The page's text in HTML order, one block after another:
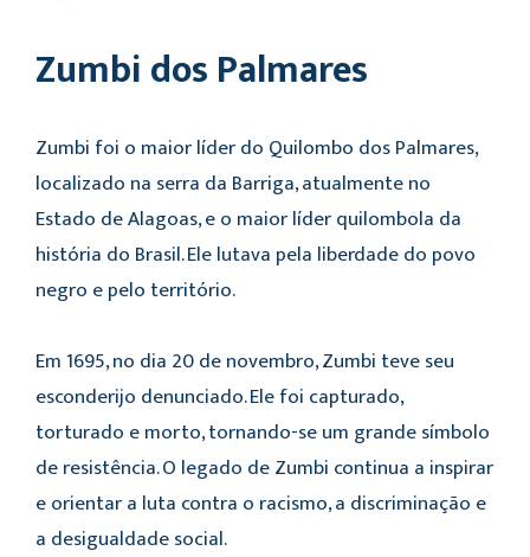
Zumbi dos Palmares
Zumbi foi o maior líder do Quilombo dos Palmares,
localizado na serra da Barriga, atualmente no
Estado de Alagoas, e o maior líder quilombola da
história do Brasil. Ele lutava pela liberdade do povo
negro e pelo território.
Em 1695, no dia 20 de novembro, Zumbi teve seu
esconderijo denunciado. Ele foi capturado,
torturado e morto, tornando-se um grande símbolo
de resistência. O legado de Zumbi continua a inspirar
e orientar a luta contra o racismo, a discriminação e
a desigualdade social.